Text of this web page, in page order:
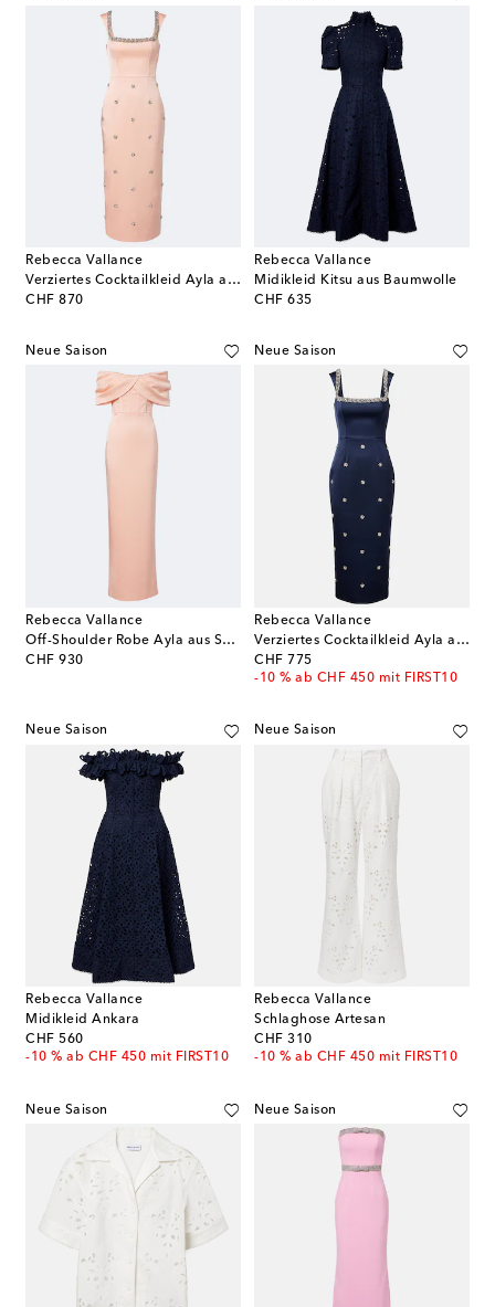
Rebecca Vallance
Verziertes Cocktailkleid Ayla aus Satin
CHF 870
original price
Rebecca Vallance
Midikleid Kitsu aus Baumwolle
CHF 635
original price
Neue Saison
Rebecca Vallance
Off-Shoulder Robe Ayla aus Satin
CHF 930
original price
Neue Saison
Rebecca Vallance
Verziertes Cocktailkleid Ayla aus Satin
CHF 775
original price
-10 % ab CHF 450 mit FIRST10
Neue Saison
Rebecca Vallance
Midikleid Ankara
CHF 560
original price
-10 % ab CHF 450 mit FIRST10
Neue Saison
Rebecca Vallance
Schlaghose Artesan
CHF 310
original price
-10 % ab CHF 450 mit FIRST10
Neue Saison Neue Saison